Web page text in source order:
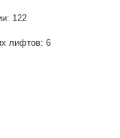
122
лифтов: 6